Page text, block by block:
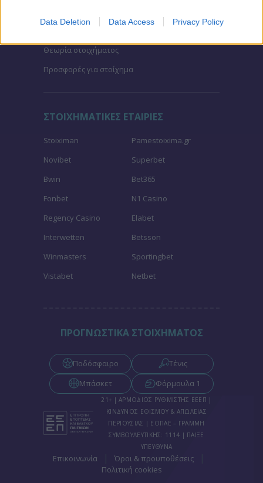
Data Deletion Data Access Privacy Policy
Θεωρία στοιχήματος
Προσφορές για στοίχημα
ΣΤΟΙΧΗΜΑΤΙΚΕΣ ΕΤΑΙΡΙΕΣ
Stoiximan
Pamestoixima.gr
Novibet
Superbet
Bwin
Bet365
Fonbet
N1 Casino
Regency Casino
Elabet
Interwetten
Betsson
Winmasters
Sportingbet
Vistabet
Netbet
ΠΡΟΓΝΩΣΤΙΚΑ ΣΤΟΙΧΗΜΑΤΟΣ
Ποδόσφαιρο
Τένις
Μπάσκετ
Φόρμουλα 1
21+ | ΑΡΜΟΔΙΟΣ ΡΥΘΜΙΣΤΗΣ ΕΕΕΠ |
ΚΙΝΔΥΝΟΣ ΕΘΙΣΜΟΥ & ΑΠΩΛΕΙΑΣ
ΠΕΡΙΟΥΣΙΑΣ | ΕΟΠΑΕ – ΓΡΑΜΜΗ
ΣΥΜΒΟΥΛΕΥΤΙΚΗΣ: 1114 | ΠΑΙΞΕ
ΥΠΕΥΘΥΝΑ
Επικοινωνία Όροι & προυποθέσεις
Πολιτική cookies